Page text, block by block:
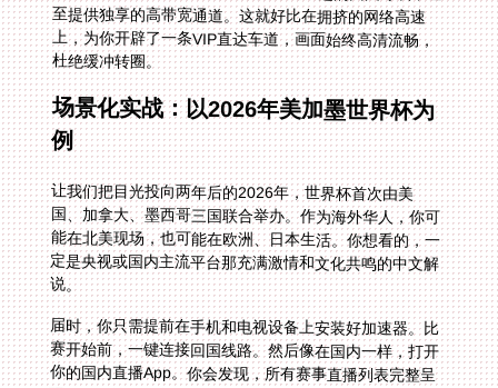
杜绝缓冲转圈。
场景化实战：以2026年美加墨世界杯为
例
让我们把目光投向两年后的2026年，世界杯首次由美
国、加拿大、墨西哥三国联合举办。作为海外华人，你可
能在北美现场，也可能在欧洲、日本生活。你想看的，一
定是央视或国内主流平台那充满激情和文化共鸣的中文解
说。
届时，你只需提前在手机和电视设备上安装好加速器。比
赛开始前，一键连接回国线路。然后像在国内一样，打开
你的国内直播App。你会发现，所有赛事直播列表完整呈
现，再无地区限制的提示。你可以流畅观看4K超高清信
号，听着解说员熟悉的嗓音解读赛场风云，在弹幕里和国
内网友一起欢呼或吐槽。整个过程，加速器在后台默默保
障着数据传输的稳定与高速，你几乎感觉不到它的存在，